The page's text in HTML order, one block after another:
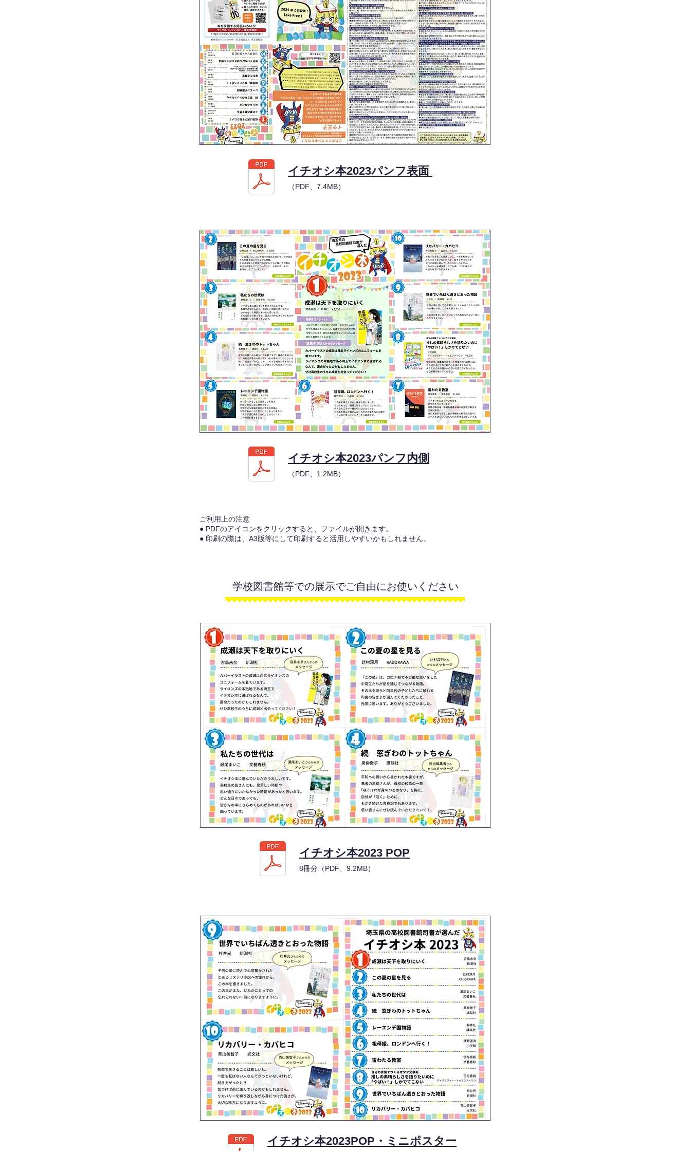
イチオシ本2023パンフ表面
（PDF、7.4MB）
イチオシ本2023パンフ内側
（PDF、1.2MB）
ご利用上の注意
● PDFのアイコンをクリックすると、ファイルが開きます。
● 印刷の際は、A3版等にして印刷すると活用しやすいかもしれません。
学校図書館等での展示でご自由にお使いください
イチオシ本2023 POP
8冊分（PDF、9.2MB）
イチオシ本2023POP・ミニポスター